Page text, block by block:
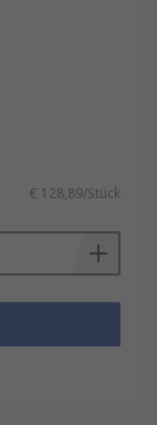
€ 128,89/Stück